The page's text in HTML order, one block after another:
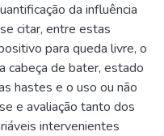
da influência
citar, entre estas
para queda livre, o
cabeça de bater, estado
hastes e o uso ou não
e avaliação tanto dos
intervenientes